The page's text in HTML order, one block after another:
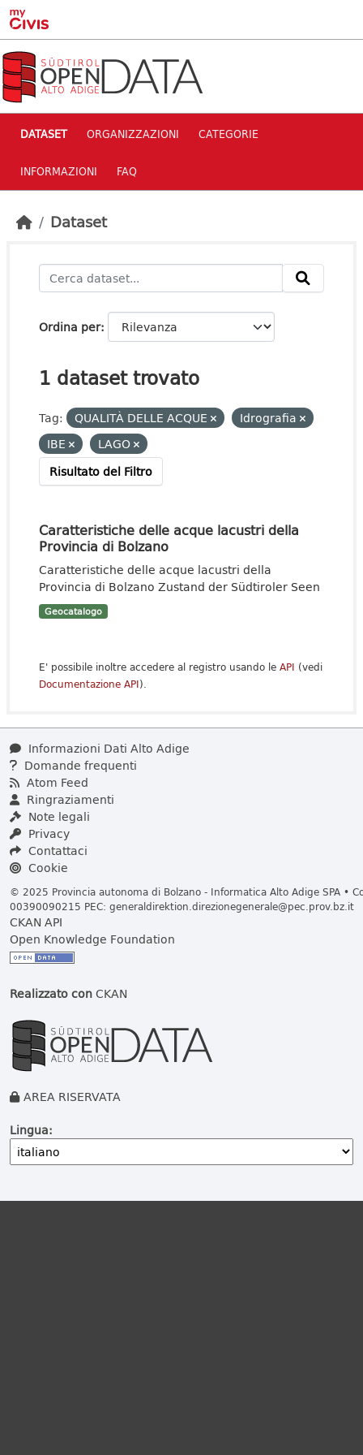
Skip to main content
DATASET ORGANIZZAZIONI CATEGORIE
INFORMAZIONI FAQ
Dataset
Ordina per
1 dataset trovato
Tag: QUALITÀ DELLE ACQUE
Idrografia
IBE
LAGO
Risultato del Filtro
Caratteristiche delle acque lacustri della
Provincia di Bolzano
Caratteristiche delle acque lacustri della
Provincia di Bolzano Zustand der Südtiroler Seen
Geocatalogo
E' possibile inoltre accedere al registro usando le API (vedi
Documentazione API).
Informazioni Dati Alto Adige
Domande frequenti
Atom Feed
Ringraziamenti
Note legali
Privacy
Contattaci
Cookie
© 2025 Provincia autonoma di Bolzano - Informatica Alto Adige SPA •
00390090215 PEC: generaldirektion.direzionegenerale@pec.prov.bz.it
CKAN API
Open Knowledge Foundation
Realizzato conCKAN
AREA RISERVATA
Lingua